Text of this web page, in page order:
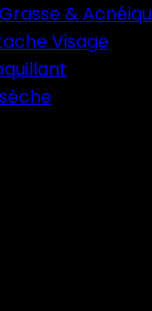
&
Visage